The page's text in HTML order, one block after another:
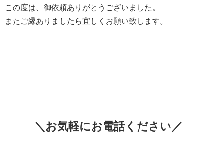
この度は、御依頼ありがとうございました。
またご縁ありましたら宜しくお願い致します。
＼お気軽にお電話ください／